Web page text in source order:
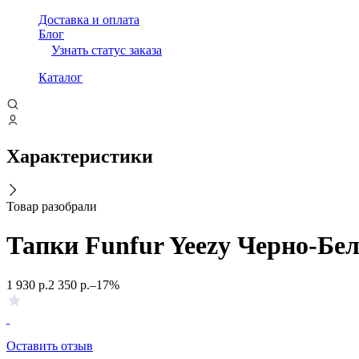
Доставка и оплата
Блог
Узнать статус заказа
Каталог
Характеристики
Товар разобрали
Тапки Funfur Yeezy Черно-
1 930 р.2 350 р.–17%
Оставить отзыв